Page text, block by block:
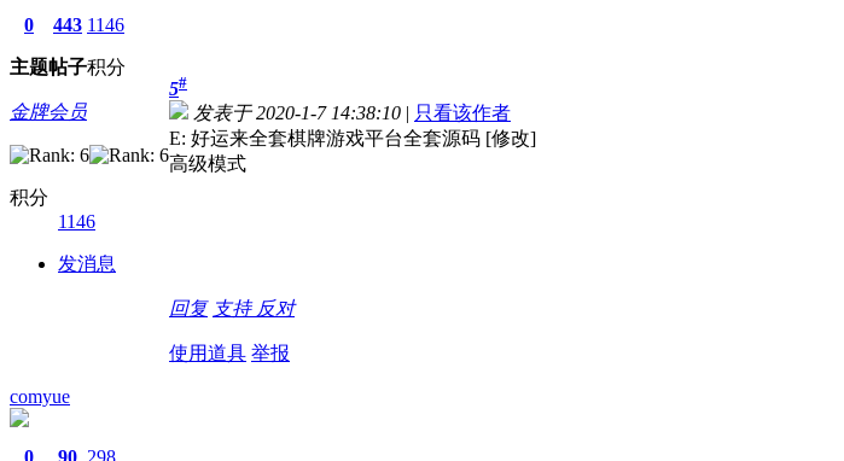
0
主题
443
帖子
1146
积分
金牌会员
积分
1146
发消息
5#
发表于 2020-1-7 14:38:10 | 只看该作者
E: 好运来全套棋牌游戏平台全套源码 [修改]
高级模式
回复 支持 反对
使用道具 举报
comyue
0 90 298